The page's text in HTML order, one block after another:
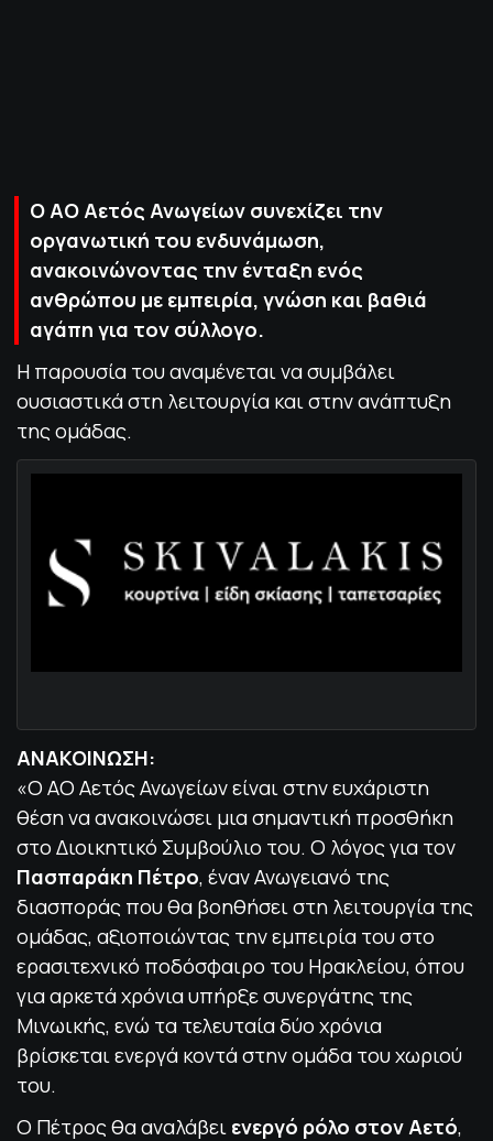
Ο ΑΟ Αετός Ανωγείων συνεχίζει την
οργανωτική του ενδυνάμωση,
ανακοινώνοντας την ένταξη ενός
ανθρώπου με εμπειρία, γνώση και βαθιά
αγάπη για τον σύλλογο.
Η παρουσία του αναμένεται να συμβάλει
ουσιαστικά στη λειτουργία και στην ανάπτυξη
της ομάδας.
ΑΝΑΚΟΙΝΩΣΗ:
«Ο ΑΟ Αετός Ανωγείων είναι στην ευχάριστη
θέση να ανακοινώσει μια σημαντική προσθήκη
στο Διοικητικό Συμβούλιο του. Ο λόγος για τον
Πασπαράκη Πέτρο, έναν Ανωγειανό της
διασποράς που θα βοηθήσει στη λειτουργία της
ομάδας, αξιοποιώντας την εμπειρία του στο
ερασιτεχνικό ποδόσφαιρο του Ηρακλείου, όπου
για αρκετά χρόνια υπήρξε συνεργάτης της
Μινωικής, ενώ τα τελευταία δύο χρόνια
βρίσκεται ενεργά κοντά στην ομάδα του χωριού
του.
Ο Πέτρος θα αναλάβει ενεργό ρόλο στον Αετό,